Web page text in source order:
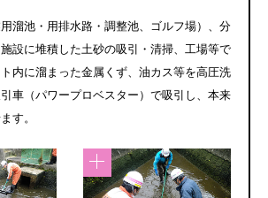
溜池・用排水路・調整池、ゴルフ場）、分
設に堆積した土砂の吸引・清掃、工場等で
内に溜まった金属くず、油カス等を高圧洗
車（パワープロベスター）で吸引し、本来
す。